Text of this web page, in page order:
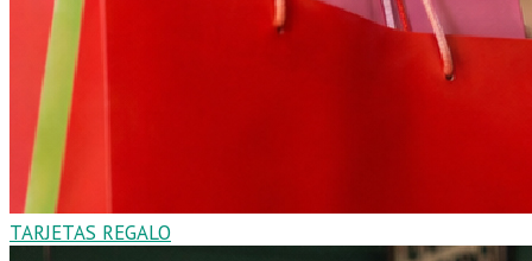
TARJETAS REGALO